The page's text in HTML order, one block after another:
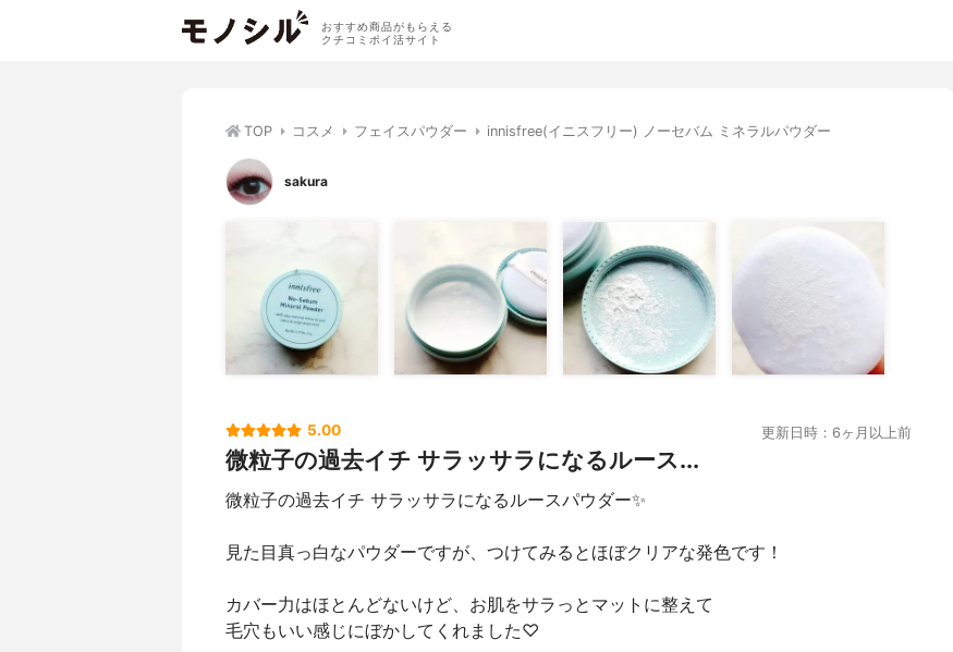
おすすめ商品がもらえる
クチコミポイ活サイト
TOP コスメ フェイスパウダー innisfree(イニスフリー) ノーセバム ミネラルパウダー
sakura
5.00 更新日時：6ヶ月以上前
微粒子の過去イチ サラッサラになるルース...
微粒子の過去イチ サラッサラになるルースパウダー✨
見た目真っ白なパウダーですが、つけてみるとほぼクリアな発色です！
カバー力はほとんどないけど、お肌をサラっとマットに整えて
毛穴もいい感じにぼかしてくれました♡